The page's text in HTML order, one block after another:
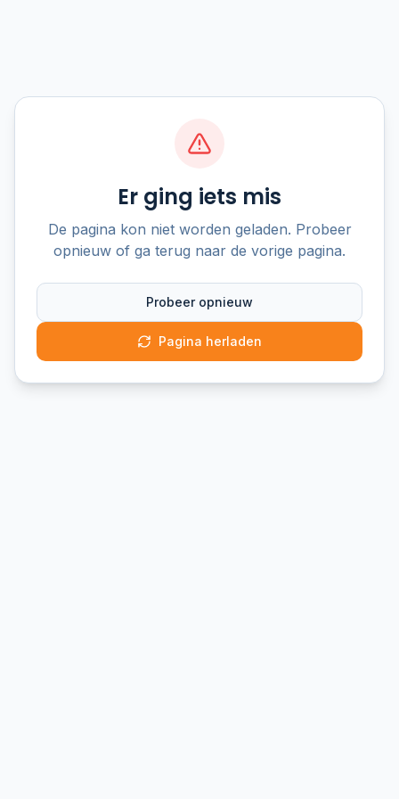
Er ging iets mis
De pagina kon niet worden geladen. Probeer
opnieuw of ga terug naar de vorige pagina.
Probeer opnieuw
Pagina herladen